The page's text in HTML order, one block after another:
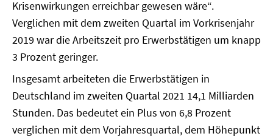
Krisenwirkungen erreichbar gewesen wäre“.
Verglichen mit dem zweiten Quartal im Vorkrisenjahr
2019 war die Arbeitszeit pro Erwerbstätigen um knapp
3 Prozent geringer.
Insgesamt arbeiteten die Erwerbstätigen in
Deutschland im zweiten Quartal 2021 14,1 Milliarden
Stunden. Das bedeutet ein Plus von 6,8 Prozent
verglichen mit dem Vorjahresquartal, dem Höhepunkt